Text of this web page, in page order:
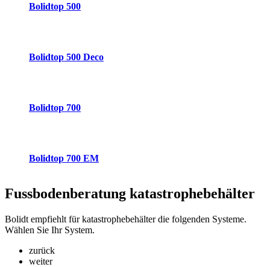
Bolidtop 500
Bolidtop 500 Deco
Bolidtop 700
Bolidtop 700 EM
Fussbodenberatung katastrophebehälter
Bolidt empfiehlt für katastrophebehälter die folgenden Systeme.
Wählen Sie Ihr System.
zurück
weiter